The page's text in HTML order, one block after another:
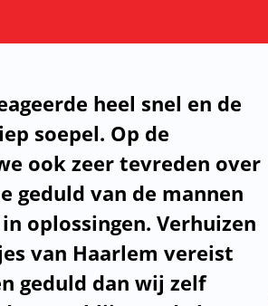
heel snel en de
soepel. Op de
ook zeer tevreden over
geduld van de mannen
oplossingen. Verhuizen
van Haarlem vereist
geduld dan wij zelf